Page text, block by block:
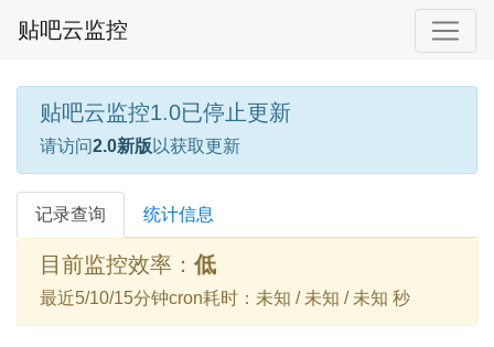
贴吧云监控
贴吧云监控1.0已停止更新
请访问2.0新版 以获取更新
记录查询 统计信息
目前监控效率： 低
最近5/10/15分钟cron耗时：未知 / 未知 / 未知 秒